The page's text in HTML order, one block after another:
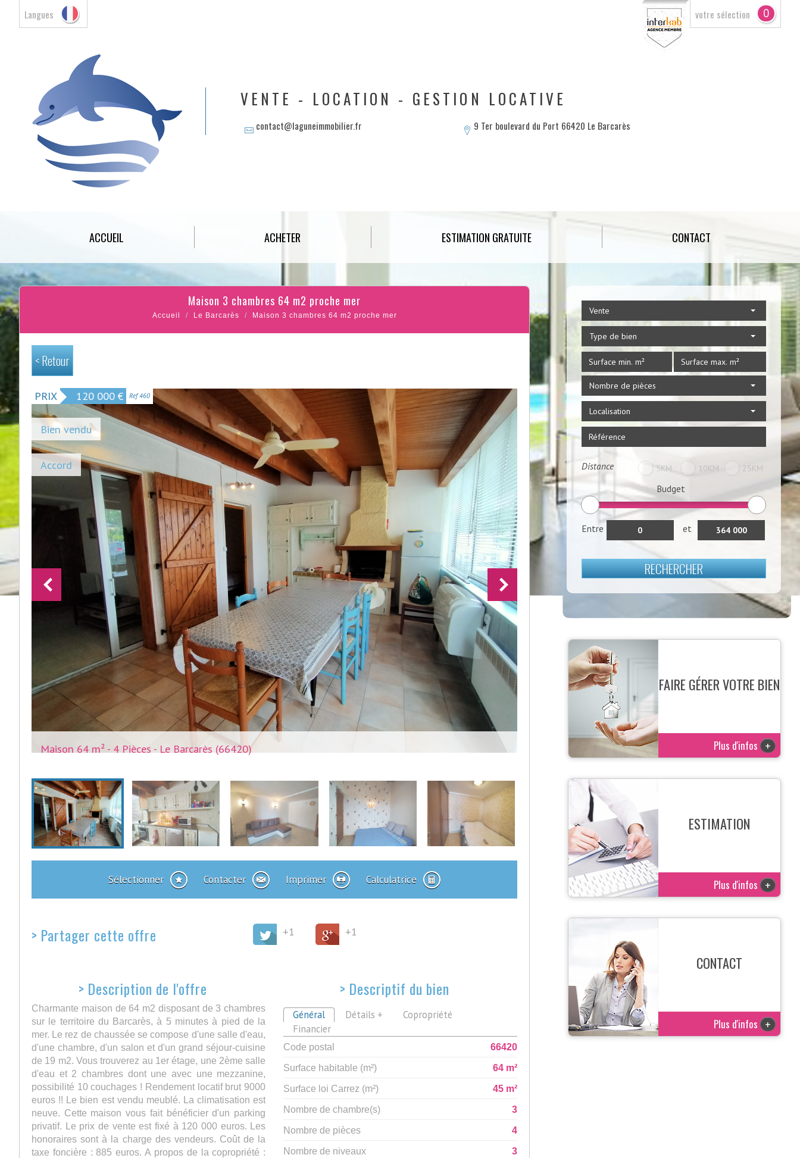
Langues votre sélection 0
VENTE - LOCATION - GESTION LOCATIVE
contact@laguneimmobilier.fr 9 Ter boulevard du Port 66420 Le Barcarès
ACCUEIL ACHETER ESTIMATION GRATUITE CONTACT
Vente
Type de bien
Nombre de pièces
Localisation
Distance 5KM 10KM 25KM
Budget
Entre et
RECHERCHER
maison 3 chambres 64 m2 proche mer
Accueil Le Barcarès Maison 3 chambres 64 m2 proche mer
< Retour
Maison 64 m² - 4 Pièces - Le Barcarès (66420)
PRIX 120 000 € Ref 460
Bien vendu
Accord
Sélectionner Contacter Imprimer Calculatrice
> Partager cette offre +1 +1
> Description de l'offre
Charmante maison de 64 m2 disposant de 3 chambres
sur le territoire du Barcarès, à 5 minutes à pied de la
mer. Le rez de chaussée se compose d'une salle d'eau,
d'une chambre, d'un salon et d'un grand séjour-cuisine
de 19 m2. Vous trouverez au 1er étage, une 2ème salle
d'eau et 2 chambres dont une avec une mezzanine,
possibilité 10 couchages ! Rendement locatif brut 9000
euros !! Le bien est vendu meublé. La climatisation est
neuve. Cette maison vous fait bénéficier d'un parking
privatif. Le prix de vente est fixé à 120 000 euros. Les
honoraires sont à la charge des vendeurs. Coût de la
taxe foncière : 885 euros. A propos de la copropriété :
> Descriptif du bien
Général Détails +
Copropriété
Financier
Code postal
66420
Surface habitable (m²)
64 m²
Surface loi Carrez (m²)
45 m²
Nombre de chambre(s)
3
Nombre de pièces
4
Nombre de niveaux
3
FAIRE GÉRER VOTRE BIEN
Plus d'infos +
ESTIMATION
Plus d'infos +
CONTACT
Plus d'infos +